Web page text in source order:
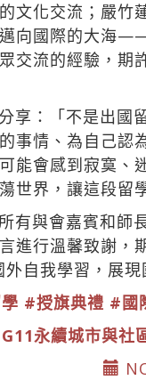
文化交流；嚴竹
向國際的大海
交流的經驗，
享：「不是出國
事情、為自己
能會感到寂寞
世界，讓這段留
有與會嘉賓和師
進行溫馨致謝
自我學習，展現
#授旗典禮 #國
永續城市與社